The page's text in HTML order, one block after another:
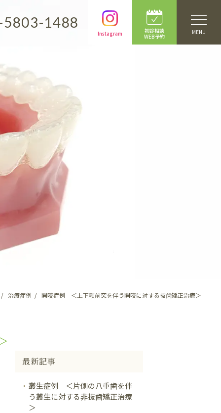
5803-1488
Instagram
初診相談
WEB予約
MENU
治療症例 開咬症例 ＜上下顎前突を伴う開咬に対する抜歯矯正治療＞
最新記事
叢生症例 ＜片側の八重歯を伴
う叢生に対する非抜歯矯正治療
＞